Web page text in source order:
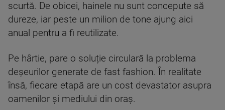
scurtă. De obicei, hainele nu sunt concepute să
dureze, iar peste un milion de tone ajung aici
anual pentru a fi reutilizate.
Pe hârtie, pare o soluție circulară la problema
deșeurilor generate de fast fashion. În realitate
însă, fiecare etapă are un cost devastator asupra
oamenilor și mediului din oraș.